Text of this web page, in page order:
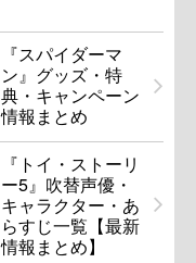
『スパイダーマ
ン』グッズ・特
典・キャンペーン
情報まとめ
『トイ・ストーリ
ー5』吹替声優・
キャラクター・あ
らすじ一覧【最新
情報まとめ】